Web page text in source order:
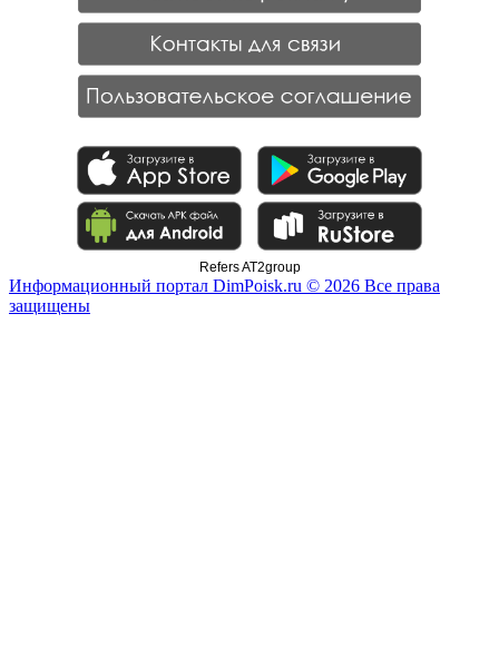
Refers AT2group
Информационный портал DimPoisk.ru © 2026 Все права
защищены